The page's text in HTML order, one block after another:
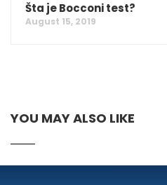
Šta je Bocconi test?
August 15, 2019
YOU MAY ALSO LIKE